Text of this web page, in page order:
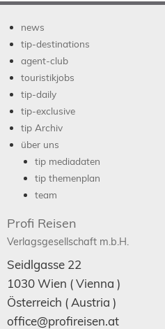
news
tip-destinations
agent-club
touristikjobs
tip-daily
tip-exclusive
tip Archiv
über uns
tip mediadaten
tip themenplan
team
Profi Reisen
Verlagsgesellschaft m.b.H.
Seidlgasse 22
1030Wien ( Vienna )
Österreich ( Austria )
office@profireisen.at